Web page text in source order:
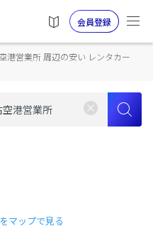
会員登録
港営業所 周辺の安い レンタカー
マップで見る